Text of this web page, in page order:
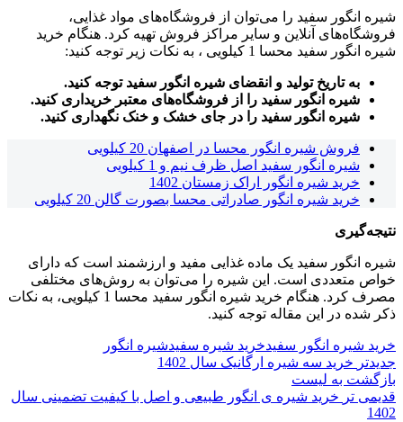
شیره انگور سفید را می‌توان از فروشگاه‌های مواد غذایی،
فروشگاه‌های آنلاین و سایر مراکز فروش تهیه کرد. هنگام خرید
شیره انگور سفید محسا 1 کیلویی ، به نکات زیر توجه کنید:
به تاریخ تولید و انقضای شیره انگور سفید توجه کنید.
شیره انگور سفید را از فروشگاه‌های معتبر خریداری کنید.
شیره انگور سفید را در جای خشک و خنک نگهداری کنید.
فروش شیره انگور محسا در اصفهان 20 کیلویی
شیره انگور سفید اصل ظرف نیم و 1 کیلویی
خرید شیره انگور اراک زمستان 1402
خرید شیره انگور صادراتی محسا بصورت گالن 20 کیلویی
نتیجه‌گیری
شیره انگور سفید یک ماده غذایی مفید و ارزشمند است که دارای
خواص متعددی است. این شیره را می‌توان به روش‌های مختلفی
مصرف کرد. هنگام خرید شیره انگور سفید محسا 1 کیلویی، به نکات
ذکر شده در این مقاله توجه کنید.
خرید شیره انگور سفیدخرید شیره سفیدشیره انگور
جدیدتر خرید سه شیره ارگانیک سال 1402
بازگشت به لیست
قدیمی تر خرید شیره ی انگور طبیعی و اصل با کیفیت تضمینی سال
1402